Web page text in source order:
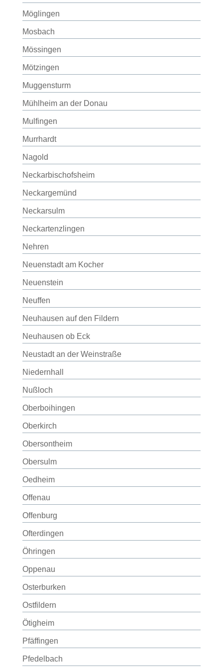
Möglingen
Mosbach
Mössingen
Mötzingen
Muggensturm
Mühlheim an der Donau
Mulfingen
Murrhardt
Nagold
Neckarbischofsheim
Neckargemünd
Neckarsulm
Neckartenzlingen
Nehren
Neuenstadt am Kocher
Neuenstein
Neuffen
Neuhausen auf den Fildern
Neuhausen ob Eck
Neustadt an der Weinstraße
Niedernhall
Nußloch
Oberboihingen
Oberkirch
Obersontheim
Obersulm
Oedheim
Offenau
Offenburg
Ofterdingen
Öhringen
Oppenau
Osterburken
Ostfildern
Ötigheim
Pfäffingen
Pfedelbach